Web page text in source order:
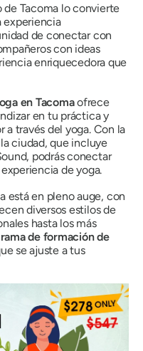
de Tacoma lo convierte
experiencia
de conectar con
con ideas
enriquecedora que
en Tacomaofrece
en tu práctica y
a través del yoga. Con la
ciudad, que incluye
podrás conectar
de yoga.
está en pleno auge, con
diversos estilos de
hasta los más
de formación de
se ajuste a tus